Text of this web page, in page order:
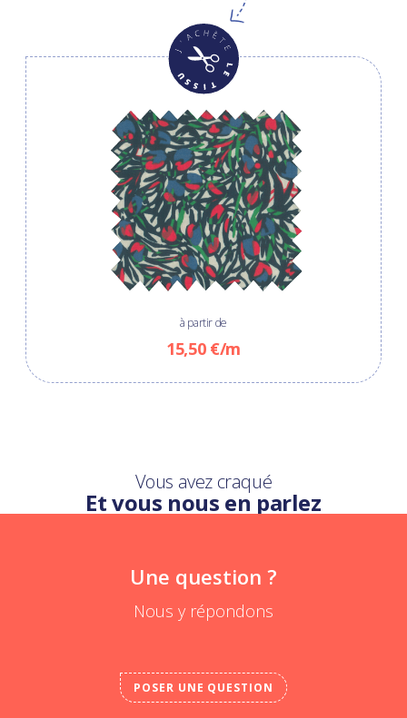
à partir de
15,50 €/m
Vous avez craqué
Et vous nous en parlez
Une question ?
Nous y répondons
POSER UNE QUESTION